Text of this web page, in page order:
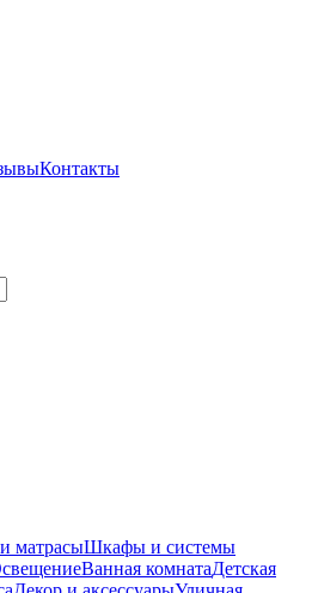
Контакты
матрасыШкафы и системы
Ванная комнатаДетская